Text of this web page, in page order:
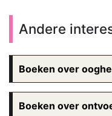
Andere
Boeken over
Boeken over